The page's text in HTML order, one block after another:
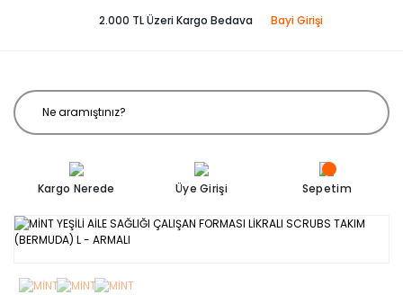
2.000 TL Üzeri Kargo Bedava Bayi Girişi
Kargo Nerede Üye Girişi Sepetim